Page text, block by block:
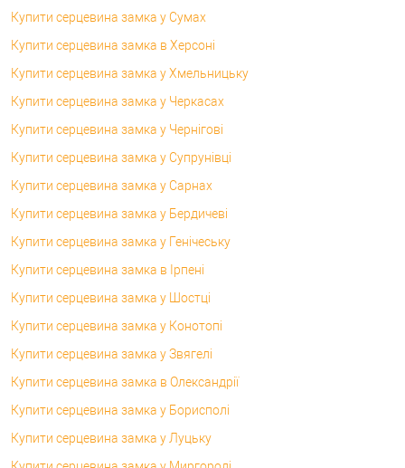
Купити серцевина замка у Сумах
Купити серцевина замка в Херсоні
Купити серцевина замка у Хмельницьку
Купити серцевина замка у Черкасах
Купити серцевина замка у Чернігові
Купити серцевина замка у Супрунівці
Купити серцевина замка у Сарнах
Купити серцевина замка у Бердичеві
Купити серцевина замка у Генічеську
Купити серцевина замка в Ірпені
Купити серцевина замка у Шостці
Купити серцевина замка у Конотопі
Купити серцевина замка у Звягелі
Купити серцевина замка в Олександрії
Купити серцевина замка у Борисполі
Купити серцевина замка у Луцьку